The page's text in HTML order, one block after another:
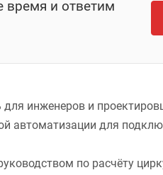
время и ответим
инженеров и
автоматизации для
по расчёту